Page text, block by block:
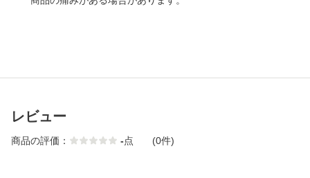
レビュー
商品の評価： -点 (0件)